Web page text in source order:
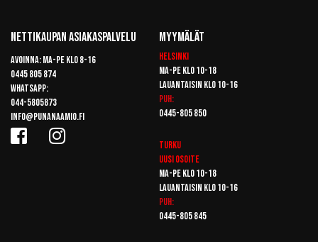
Nettikaupan Asiakaspalvelu
Avoinna: Ma-pe klo 8-16
0445 805 874
Whatsapp:
044-5805873
info@punanaamio.fi
Myymälät
Helsinki
Ma-pe klo 10-18
Lauantaisin klo 10-16
Puh:
0445-805 850
Turku
Uusi osoite
Ma-pe klo 10-18
Lauantaisin klo 10-16
Puh:
0445-805 845